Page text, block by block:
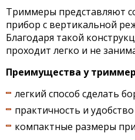
Триммеры представляют
прибор с вертикальной
Благодаря такой
проходит легко и не
Преимущества у
легкий способ сделать
практичность и
компактные размеры